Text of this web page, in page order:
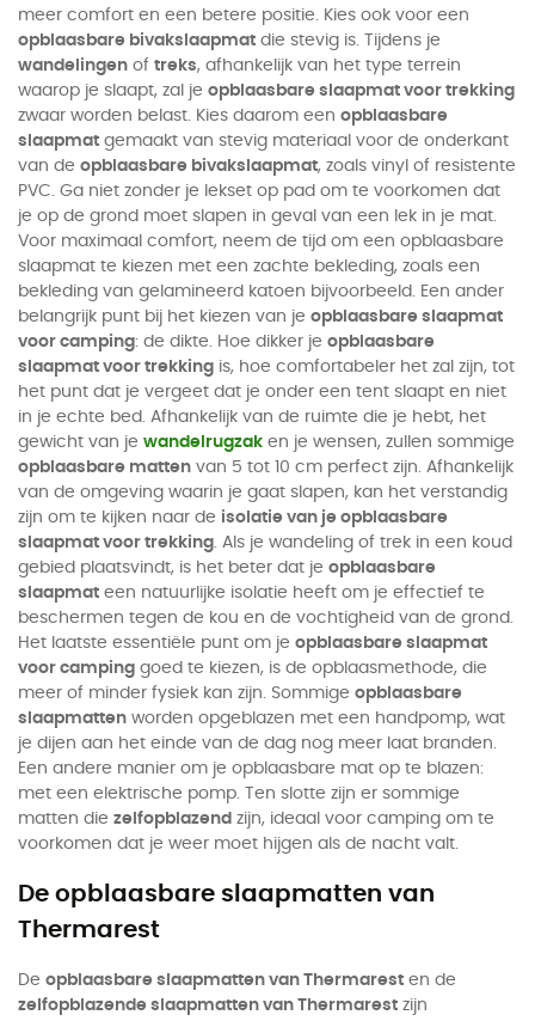
meer comfort en een betere positie. Kies ook voor een
opblaasbare bivakslaapmat die stevig is. Tijdens je
wandelingen of treks, afhankelijk van het type terrein
waarop je slaapt, zal je opblaasbare slaapmat voor trekking
zwaar worden belast. Kies daarom een opblaasbare
slaapmat gemaakt van stevig materiaal voor de onderkant
van de opblaasbare bivakslaapmat, zoals vinyl of resistente
PVC. Ga niet zonder je lekset op pad om te voorkomen dat
je op de grond moet slapen in geval van een lek in je mat.
Voor maximaal comfort, neem de tijd om een opblaasbare
slaapmat te kiezen met een zachte bekleding, zoals een
bekleding van gelamineerd katoen bijvoorbeeld. Een ander
belangrijk punt bij het kiezen van je opblaasbare slaapmat
voor camping: de dikte. Hoe dikker je opblaasbare
slaapmat voor trekking is, hoe comfortabeler het zal zijn, tot
het punt dat je vergeet dat je onder een tent slaapt en niet
in je echte bed. Afhankelijk van de ruimte die je hebt, het
gewicht van je wandelrugzak en je wensen, zullen sommige
opblaasbare matten van 5 tot 10 cm perfect zijn. Afhankelijk
van de omgeving waarin je gaat slapen, kan het verstandig
zijn om te kijken naar de isolatie van je opblaasbare
slaapmat voor trekking. Als je wandeling of trek in een koud
gebied plaatsvindt, is het beter dat je opblaasbare
slaapmat een natuurlijke isolatie heeft om je effectief te
beschermen tegen de kou en de vochtigheid van de grond.
Het laatste essentiële punt om je opblaasbare slaapmat
voor camping goed te kiezen, is de opblaasmethode, die
meer of minder fysiek kan zijn. Sommige opblaasbare
slaapmatten worden opgeblazen met een handpomp, wat
je dijen aan het einde van de dag nog meer laat branden.
Een andere manier om je opblaasbare mat op te blazen:
met een elektrische pomp. Ten slotte zijn er sommige
matten die zelfopblazend zijn, ideaal voor camping om te
voorkomen dat je weer moet hijgen als de nacht valt.
De opblaasbare slaapmatten van
Thermarest
De opblaasbare slaapmatten van Thermarest en de
zelfopblazende slaapmatten van Thermarest zijn